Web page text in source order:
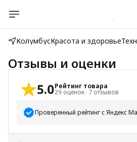
КолумбусКрасота и здоровье
Отзывы и оценки
5.0Рейтинг товара
29 оценок · 7 отзывов
Проверенный рейтинг с Яндекс
5 звёзд